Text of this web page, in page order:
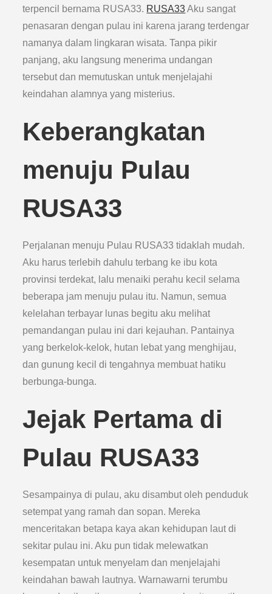
terpencil bernama RUSA33. RUSA33Aku sangat
penasaran dengan pulau ini karena jarang terdengar
namanya dalam lingkaran wisata. Tanpa pikir
panjang, aku langsung menerima undangan
tersebut dan memutuskan untuk menjelajahi
keindahan alamnya yang misterius.
Keberangkatan
menuju Pulau
RUSA33
Perjalanan menuju Pulau RUSA33 tidaklah mudah.
Aku harus terlebih dahulu terbang ke ibu kota
provinsi terdekat, lalu menaiki perahu kecil selama
beberapa jam menuju pulau itu. Namun, semua
kelelahan terbayar lunas begitu aku melihat
pemandangan pulau ini dari kejauhan. Pantainya
yang berkelok-kelok, hutan lebat yang menghijau,
dan gunung kecil di tengahnya membuat hatiku
berbunga-bunga.
Jejak Pertama di
Pulau RUSA33
Sesampainya di pulau, aku disambut oleh penduduk
setempat yang ramah dan sopan. Mereka
menceritakan betapa kaya akan kehidupan laut di
sekitar pulau ini. Aku pun tidak melewatkan
kesempatan untuk menyelam dan menjelajahi
keindahan bawah lautnya. Warnawarni terumbu